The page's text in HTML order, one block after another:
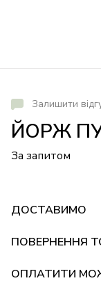
Залишити
ЙОРЖ
За запитом
ДОСТАВИМО
ПОВЕРНЕННЯ
ОПЛАТИТИ